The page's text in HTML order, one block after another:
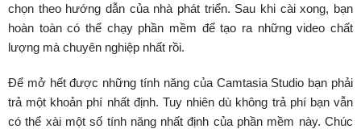
chọn theo hướng dẫn của nhà phát triển. Sau khi cài xong, bạn
hoàn toàn có thể chạy phần mềm để tạo ra những video chất
lượng mà chuyên nghiệp nhất rồi.
Để mở hết được những tính năng của Camtasia Studio bạn phải
trả một khoản phí nhất định. Tuy nhiên dù không trả phí bạn vẫn
có thể xài một số tính năng nhất định của phần mềm này. Chúc